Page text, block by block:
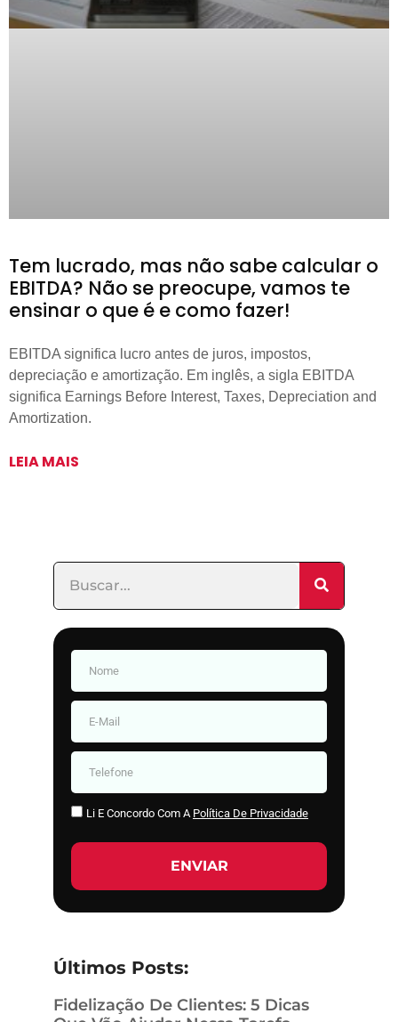
Tem lucrado, mas não sabe calcular o
EBITDA? Não se preocupe, vamos te
ensinar o que é e como fazer!
EBITDA significa lucro antes de juros, impostos,
depreciação e amortização. Em inglês, a sigla EBITDA
significa Earnings Before Interest, Taxes, Depreciation and
Amortization.
LEIA MAIS
Li E Concordo Com A Política De Privacidade
ENVIAR
Últimos Posts:
Fidelização De Clientes: 5 Dicas